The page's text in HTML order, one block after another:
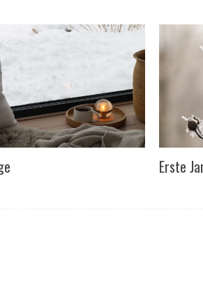
Erste